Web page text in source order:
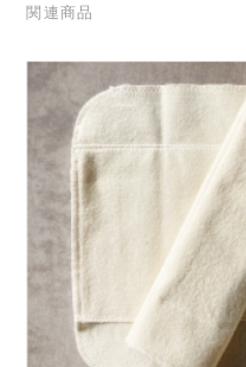
関連商品